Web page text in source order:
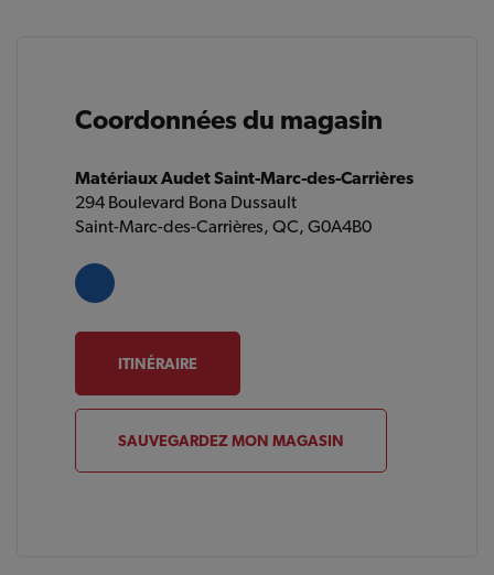
Coordonnées du magasin
Matériaux Audet Saint-Marc-des-Carrières
294 Boulevard Bona Dussault
Saint-Marc-des-Carrières, QC, G0A4B0
ITINÉRAIRE
SAUVEGARDEZ MON MAGASIN